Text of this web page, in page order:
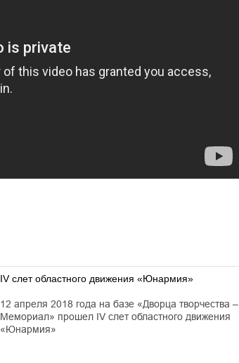
IV слет областного движения «Юнармия»
12 апреля 2018 года на базе «Дворца творчества –
Мемориал» прошел IV слет областного движения
«Юнармия»